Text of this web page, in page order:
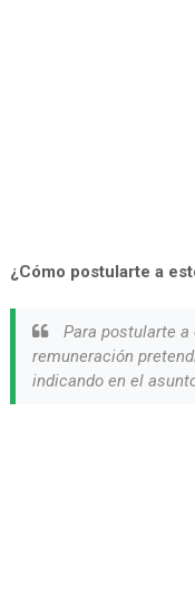
¿Cómo postularte a
Para postularte a
remuneración
indicando en el